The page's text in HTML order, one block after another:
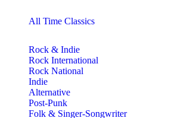
All Time Classics
Rock & Indie
Rock International
Rock National
Indie
Alternative
Post-Punk
Folk & Singer-Songwriter